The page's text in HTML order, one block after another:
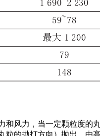
和风力，当一定颗粒度
粒的抛打方向）抛出，